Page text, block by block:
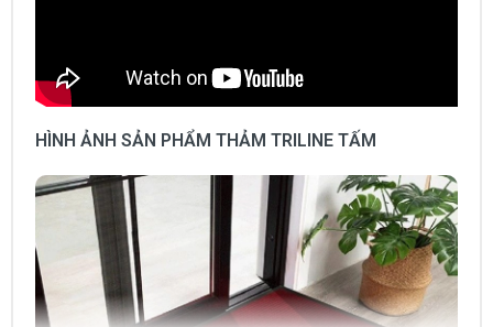
HÌNH ẢNH SẢN PHẨM THẢM TRILINE TẤM